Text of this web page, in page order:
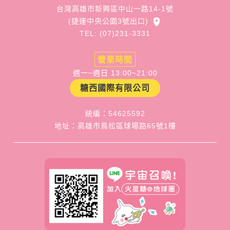
台灣高雄市新興區中山一路14-1號
(捷運中央公園3號出口)
TEL: (07)231-3331
營業時間
週一~週日 13:00~21:00
糖西國際有限公司
統編：54625592
地址：高雄市鳥松區球場路65號1樓